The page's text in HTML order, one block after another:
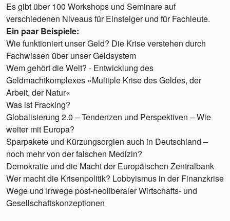
Es gibt über 100 Workshops und Seminare auf
verschiedenen Niveaus für Einsteiger und für Fachleute.
Ein paar Beispiele:
Wie funktioniert unser Geld? Die Krise verstehen durch
Fachwissen über unser Geldsystem
Wem gehört die Welt? - Entwicklung des
Geldmachtkomplexes »Multiple Krise des Geldes, der
Arbeit, der Natur«
Was ist Fracking?
Globalisierung 2.0 – Tendenzen und Perspektiven – Wie
weiter mit Europa?
Sparpakete und Kürzungsorgien auch in Deutschland –
noch mehr von der falschen Medizin?
Demokratie und die Macht der Europäischen Zentralbank
Wer macht die Krisenpolitik? Lobbyismus in der Finanzkrise
Wege und Irrwege post-neoliberaler Wirtschafts- und
Gesellschaftskonzeptionen